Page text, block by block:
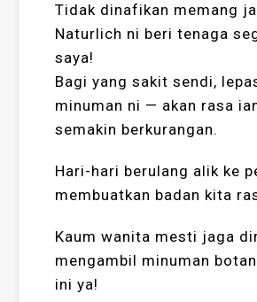
Tidak dinafikan memang
Naturlich ni beri tenaga
saya!
Bagi yang sakit sendi,
minuman ni — akan rasa
semakin berkurangan.
Hari-hari berulang alik ke
membuatkan badan kita
Kaum wanita mesti jaga
mengambil minuman
ini ya!